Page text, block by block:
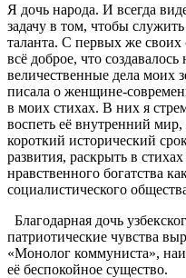
Я дочь народа. И всегда
задачу в том, чтобы
таланта. С первых же своих
всё доброе, что
величественные дела моих
писала о женщине-
в моих стихах. В них я
воспеть её внутренний
короткий исторический
развития, раскрыть в
нравственного богатства
социалистического
Благодарная дочь
патриотические чувства
«Монолог коммуниста»,
её беспокойное существо.